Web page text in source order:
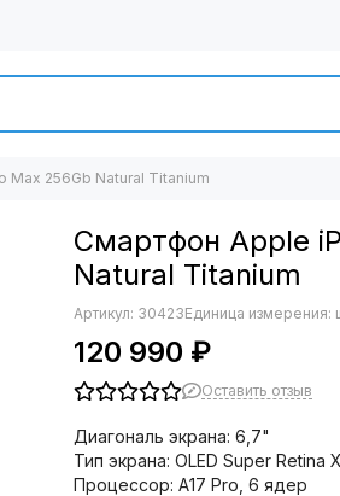
Max 256Gb Natural Titanium
Смартфон Apple
Natural Titanium
Артикул: 30423Единица измерения:
120 990 ₽
Оставить отзыв
Диагональ экрана: 6,7"
Тип экрана: OLED Super Retina
Процессор: A17 Pro, 6 ядер